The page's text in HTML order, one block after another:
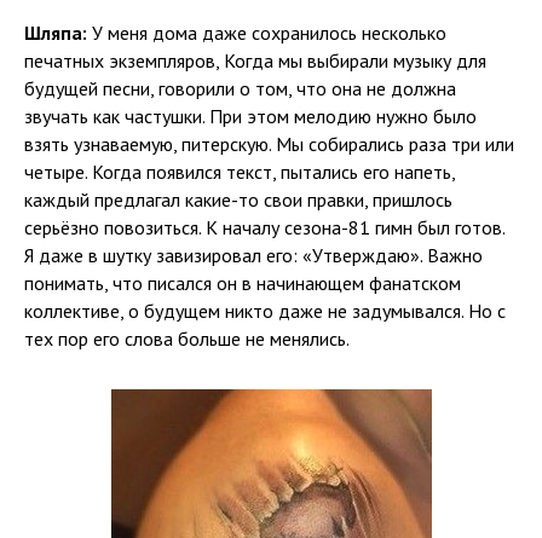
Шляпа: У меня дома даже сохранилось несколько
печатных экземпляров, Когда мы выбирали музыку для
будущей песни, говорили о том, что она не должна
звучать как частушки. При этом мелодию нужно было
взять узнаваемую, питерскую. Мы собирались раза три или
четыре. Когда появился текст, пытались его напеть,
каждый предлагал какие-то свои правки, пришлось
серьёзно повозиться. К началу сезона-81 гимн был готов.
Я даже в шутку завизировал его: «Утверждаю». Важно
понимать, что писался он в начинающем фанатском
коллективе, о будущем никто даже не задумывался. Но с
тех пор его слова больше не менялись.